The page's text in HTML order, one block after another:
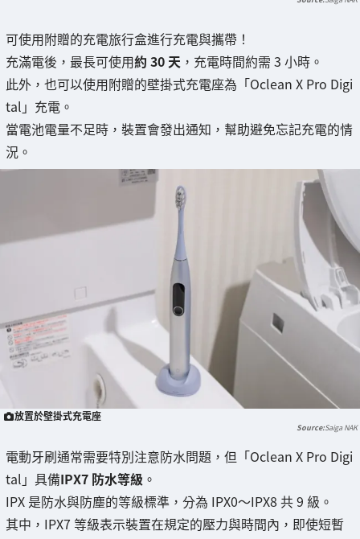
可使用附贈的充電旅行盒進行充電與攜帶！
充滿電後，最長可使用約 30 天 ，充電時間約需 3 小時。
此外，也可以使用附贈的壁掛式充電座為「Oclean X Pro Digi
tal」充電。
當電池電量不足時，裝置會發出通知，幫助避免忘記充電的情
況。
放置於壁掛式充電座
Saiga NAK
電動牙刷通常需要特別注意防水問題，但「Oclean X Pro Digi
tal」具備IPX7 防水等級 。
IPX 是防水與防塵的等級標準，分為 IPX0～IPX8 共 9 級。
其中，IPX7 等級表示裝置在規定的壓力與時間內，即使短暫